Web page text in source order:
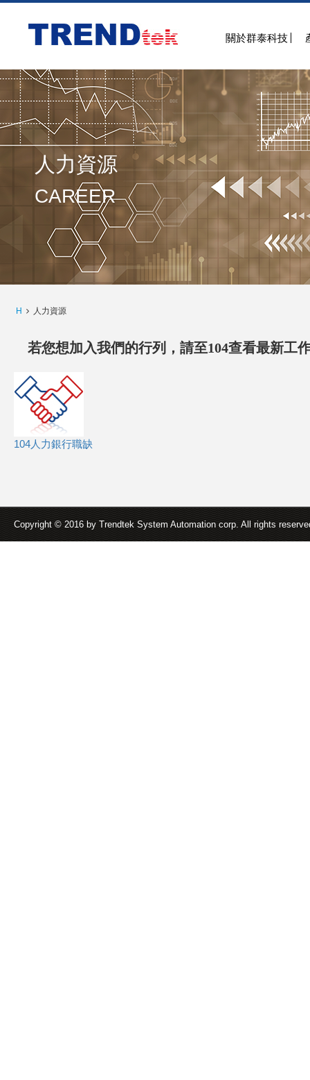
關於群泰科技
人力資源
CAREER
H 人力資源
若您想加入我們的行列，請至104查看最新工
104人力銀行職缺
Copyright © 2016 by Trendtek System Automation corp. All rights